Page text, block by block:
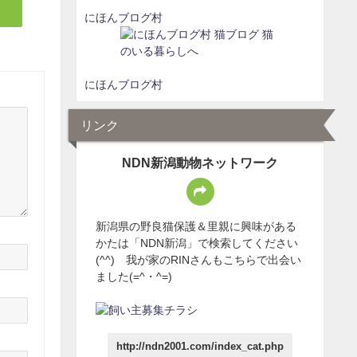
にほんブログ村
にほんブログ村
リンク
NDN新潟動物ネットワーク
新潟県の野良猫保護＆里親に興味がある
かたは「NDN新潟」で検索してください
(^^) 我が家のRINさんもこちらで出会い
ました(=^・^=)
http://ndn2001.com/index_cat.php